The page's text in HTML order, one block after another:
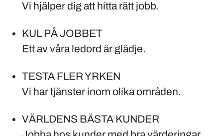
Vi hjälper dig att hitta rätt jobb.
KUL PÅ JOBBET
Ett av våra ledord är glädje.
TESTA FLER YRKEN
Vi har tjänster inom olika områden.
VÄRLDENS BÄSTA KUNDER